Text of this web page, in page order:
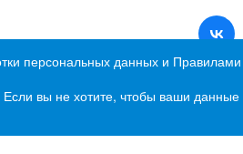
персональных данных и Правилами
вы не хотите, чтобы ваши данные